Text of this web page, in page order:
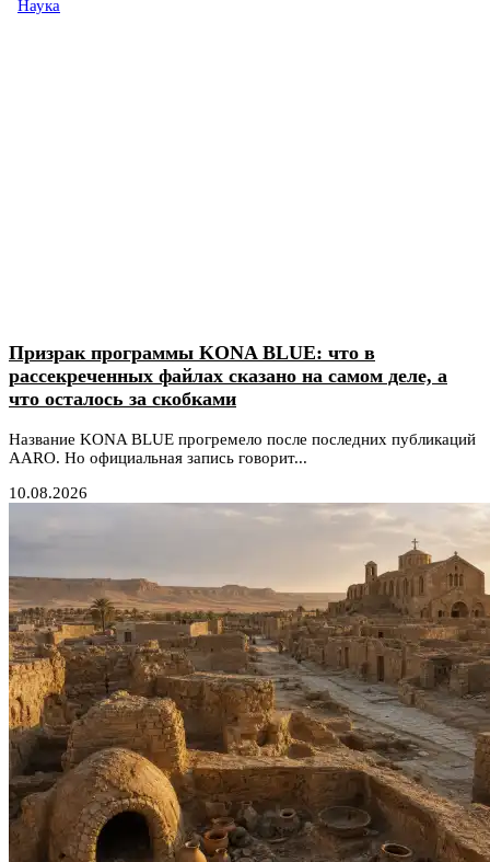
Наука
Призрак программы KONA BLUE: что в
рассекреченных файлах сказано на самом деле, а
что осталось за скобками
Название KONA BLUE прогремело после последних публикаций
AARO. Но официальная запись говорит...
10.08.2026